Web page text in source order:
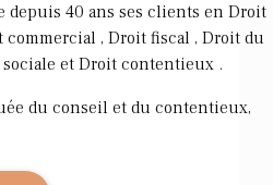
depuis 40 ans ses clients en Droit
commercial , Droit fiscal , Droit du
et Droit contentieux .
du conseil et du contentieux,